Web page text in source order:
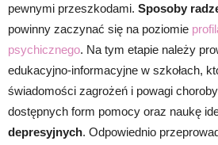
pewnymi przeszkodami. Sposoby
powinny zaczynać się na poziomie
psychicznego. Na tym etapie należy
edukacyjno-informacyjne w szkołach,
świadomości zagrożeń i powagi
dostępnych form pomocy oraz naukę
depresyjnych. Odpowiednio